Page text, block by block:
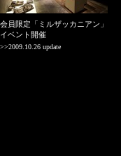
会員限定「ミルザッカニアン」
イベント開催
>>2009.10.26 update